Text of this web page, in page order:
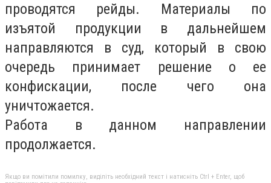
проводятся рейды. Материалы по
изъятой продукции в дальнейшем
направляются в суд, который в свою
очередь принимает решение о ее
конфискации, после чего она
уничтожается.
Работа в данном направлении
продолжается.
Якщо ви помітили помилку, виділіть необхідний текст і натисніть Ctrl + Enter, щоб